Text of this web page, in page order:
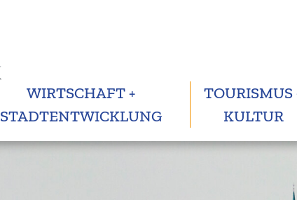
WIRTSCHAFT +
STADTENTWICKLUNG
TOURISMUS
KULTUR